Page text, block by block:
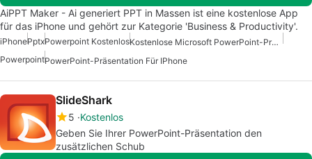
AiPPT Maker - Ai generiert PPT in Massen ist eine kostenlose App
für das iPhone und gehört zur Kategorie 'Business & Productivity'.
iPhonePptxPowerpoint Kostenlos
Kostenlose Microsoft PowerPoint-Präsentation Für IPhone
PowerpointPowerPoint-Präsentation Für IPhone
SlideShark
5 Kostenlos
Geben Sie Ihrer PowerPoint-Präsentation den
zusätzlichen Schub